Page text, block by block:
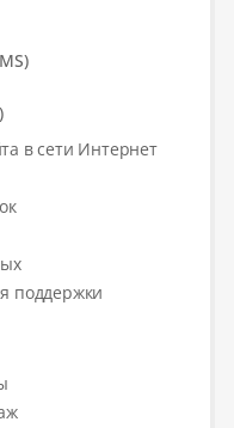
в сети Интернет
поддержки